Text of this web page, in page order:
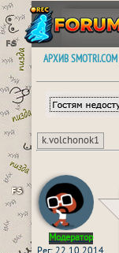
АРХИВ SMOTRI.COM
k.volchonok1
Модератор